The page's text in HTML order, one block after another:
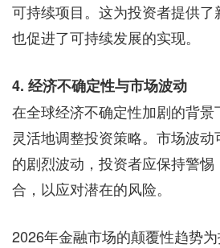
可持续项目。这为投资者提供
也促进了可持续发展的实现。
4. 经济不确定性与市场波动
在全球经济不确定性加剧的背
灵活地调整投资策略。市场波
的剧烈波动，投资者应保持警惕
合，以应对潜在的风险。
2026年金融市场的颠覆性趋势